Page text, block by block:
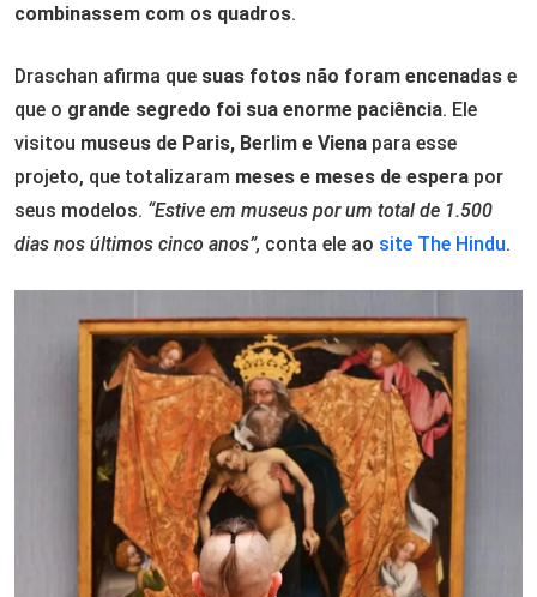
combinassem com os quadros.
Draschan afirma que suas fotos não foram encenadas e
que o grande segredo foi sua enorme paciência. Ele
visitou museus de Paris, Berlim e Viena para esse
projeto, que totalizaram meses e meses de espera por
seus modelos. “Estive em museus por um total de 1.500
dias nos últimos cinco anos”, conta ele ao site The Hindu.